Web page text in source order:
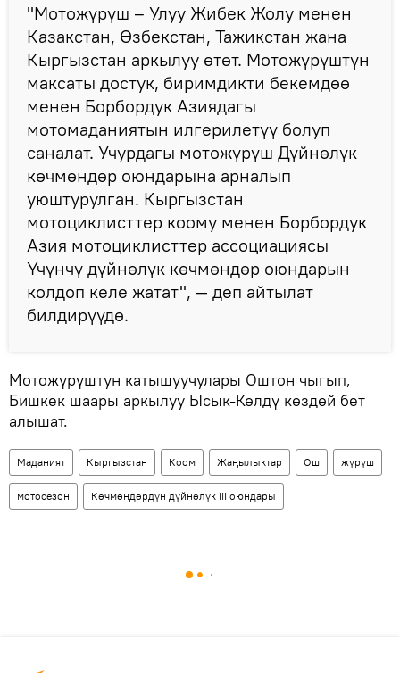
"Мотожүрүш – Улуу Жибек Жолу менен
Казакстан, Өзбекстан, Тажикстан жана
Кыргызстан аркылуу өтөт. Мотожүрүштүн
максаты достук, биримдикти бекемдөө
менен Борбордук Азиядагы
мотомаданиятын илгерилетүү болуп
саналат. Учурдагы мотожүрүш Дүйнөлүк
көчмөндөр оюндарына арналып
уюштурулган. Кыргызстан
мотоциклисттер коому менен Борбордук
Азия мотоциклисттер ассоциациясы
Үчүнчү дүйнөлүк көчмөндөр оюндарын
колдоп келе жатат", — деп айтылат
билдирүүдө.
Мотожүрүштун катышуучулары Оштон чыгып,
Бишкек шаары аркылуу Ысык-Көлдү көздөй бет
алышат.
Маданият Кыргызстан Коом Жаңылыктар Ош жүрүш
мотосезон Көчмөндөрдүн дүйнөлүк III оюндары